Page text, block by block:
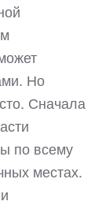
Но
Сначала
по всему
местах.